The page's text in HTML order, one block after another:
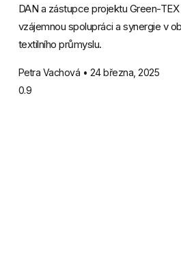
DAN a zástupce projektu Green-
vzájemnou spolupráci a synergie v
textilního průmyslu.
Petra Vachová 24 března, 2025